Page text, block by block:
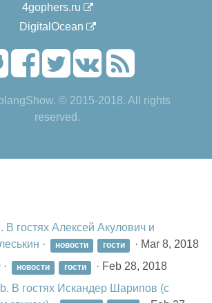
4gophers.ru
DigitalOcean
© 2015-2018. All rights
reserved.
В гостях Алексей Акулович и
· новости гости · Mar 8, 2018
· новости гости · Feb 28, 2018
В гостях Искандер Шарипов (с